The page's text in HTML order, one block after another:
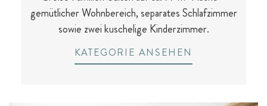
gemütlicher Wohnbereich, separates Schlafzimmer
sowie zwei kuschelige Kinderzimmer.
KATEGORIE ANSEHEN